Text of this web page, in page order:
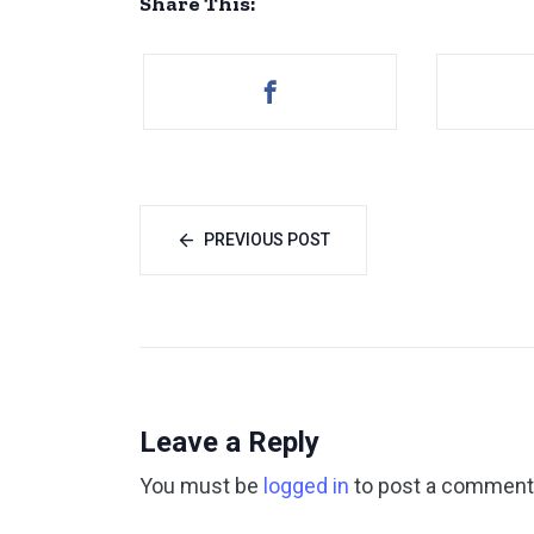
PREVIOUS POST
Leave a Reply
You must be logged in to post a